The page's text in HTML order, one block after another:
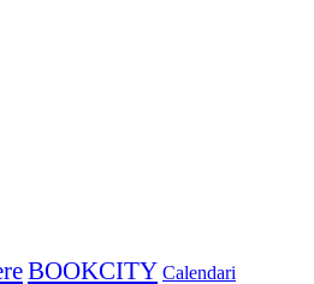
BOOKCITY Calendari